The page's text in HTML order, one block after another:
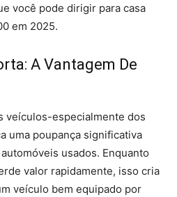
você pode dirigir para casa
em 2025.
A Vantagem De
veículos-especialmente dos
uma poupança significativa
usados. Enquanto
valor rapidamente, isso cria
veículo bem equipado por